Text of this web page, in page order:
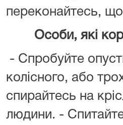
переконайтесь,
Особи, які
- Спробуйте
колісного, або
спирайтесь на
людини. -